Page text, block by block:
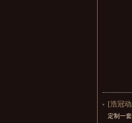
[浩冠
定制一